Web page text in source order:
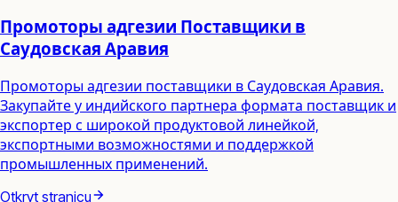
Промоторы адгезии Поставщики в
Саудовская Аравия
Промоторы адгезии поставщики в Саудовская Аравия.
Закупайте у индийского партнера формата поставщик и
экспортер с широкой продуктовой линейкой,
экспортными возможностями и поддержкой
промышленных применений.
Otkryt stranicu